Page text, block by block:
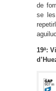
de
se
19ª: